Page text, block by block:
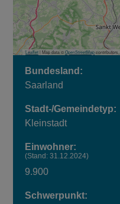
Leaflet | Map data © OpenStreetMap contributors,
Bundesland:
Saarland
Stadt-/Gemeindetyp:
Kleinstadt
Einwohner:
(Stand: 31.12.2024)
9.900
Schwerpunkt: